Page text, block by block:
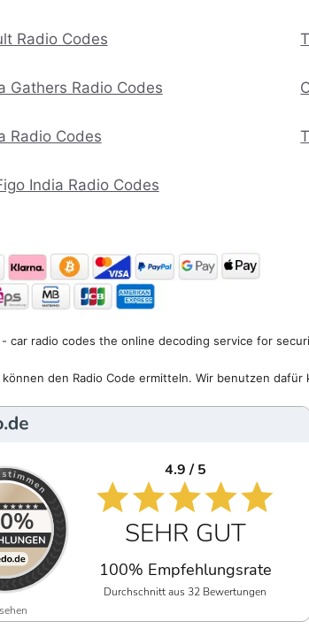
Radio Codes
Gathers Radio Codes
Radio Codes
India Radio Codes
car radio codes the online decoding service for
den Radio Code ermitteln. Wir benutzen dafür
4.9 / 5
SEHR GUT
100% Empfehlungsrate
Durchschnitt aus 32 Bewertungen